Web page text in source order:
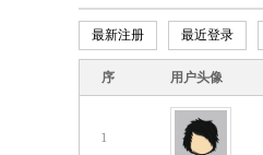
最新注册 最近登录
序 用户头像
1